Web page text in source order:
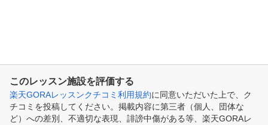
このレッスン施設を評価する
楽天GORAレッスンクチコミ利用規約に同意いただいた上で、ク
チコミを投稿してください。掲載内容に第三者（個人、団体な
ど）への差別、不適切な表現、誹謗中傷がある等、楽天GORAレ